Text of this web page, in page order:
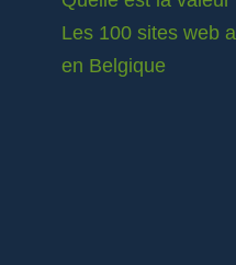
Les 100 sites web
en Belgique